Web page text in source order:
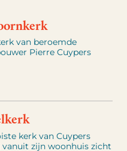
van beroemde
Pierre Cuypers
kerk van Cuypers
vanuit zijn woonhuis zicht